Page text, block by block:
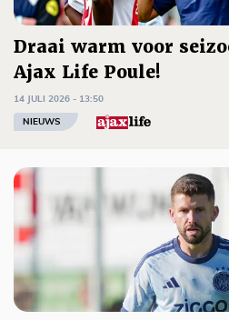
Draai warm voor
Ajax Life Poule!
14 JULI 2026 - 13:50
NIEUWS